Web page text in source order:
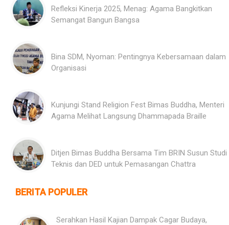
Refleksi Kinerja 2025, Menag: Agama Bangkitkan
Semangat Bangun Bangsa
Bina SDM, Nyoman: Pentingnya Kebersamaan dalam
Organisasi
Kunjungi Stand Religion Fest Bimas Buddha, Menteri
Agama Melihat Langsung Dhammapada Braille
Ditjen Bimas Buddha Bersama Tim BRIN Susun Studi
Teknis dan DED untuk Pemasangan Chattra
BERITA POPULER
Serahkan Hasil Kajian Dampak Cagar Budaya,